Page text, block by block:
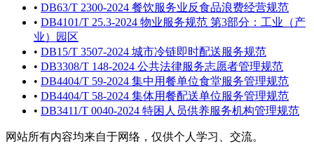
• DB63/T 2300-2024 餐饮服务业反食品浪费经营规范
• DB4101/T 25.3-2024 物业服务规范 第3部分：工业（产
业）园区
• DB15/T 3507-2024 城市冷链即时配送服务规范
• DB3308/T 148-2024 公共法律服务志愿者管理规范
• DB4404/T 59-2024 集中用餐单位食堂服务管理规范
• DB4404/T 58-2024 集体用餐配送单位服务管理规范
• DB3411/T 0040-2024 特困人员供养服务机构管理规范
网站所有内容均来自于网络，仅供个人学习、交流。